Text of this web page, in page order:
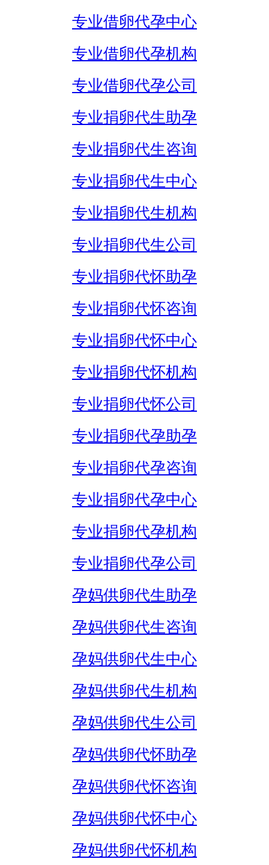
专业借卵代孕中心
专业借卵代孕机构
专业借卵代孕公司
专业捐卵代生助孕
专业捐卵代生咨询
专业捐卵代生中心
专业捐卵代生机构
专业捐卵代生公司
专业捐卵代怀助孕
专业捐卵代怀咨询
专业捐卵代怀中心
专业捐卵代怀机构
专业捐卵代怀公司
专业捐卵代孕助孕
专业捐卵代孕咨询
专业捐卵代孕中心
专业捐卵代孕机构
专业捐卵代孕公司
孕妈供卵代生助孕
孕妈供卵代生咨询
孕妈供卵代生中心
孕妈供卵代生机构
孕妈供卵代生公司
孕妈供卵代怀助孕
孕妈供卵代怀咨询
孕妈供卵代怀中心
孕妈供卵代怀机构